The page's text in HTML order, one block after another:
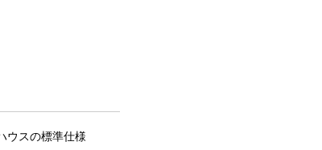
ウスの標準仕様